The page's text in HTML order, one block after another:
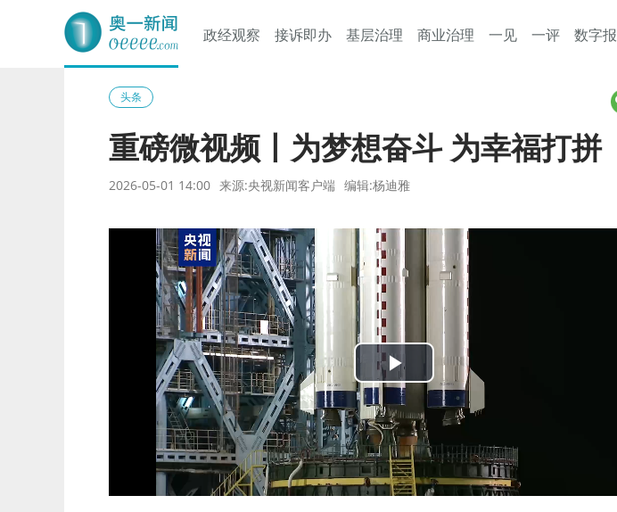
奥一网
政经观察 接诉即办 基层治理 商业治理 一见 一评 数字报
头条
重磅微视频丨为梦想奋斗 为幸福打拼
2026-05-01 14:00 来源:央视新闻客户端 编辑:杨迪雅
Play
Video